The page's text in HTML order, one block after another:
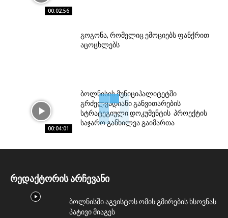
00:02:56
გოგონა, რომელიც ემოციებს ფანქრით
აცოცხლებს
00:04:01
ბოლნისის მუნიციპალიტეტში
გრძელვადიანი განვითარების
სტრატეგიული დოკუმენტის პროექტის
საჯარო განხილვა გაიმართა
რედაქტორის არჩევანი
ბოლნისში აგვისტოს ომის გმირების ხსოვნას
პატივი მიაგეს